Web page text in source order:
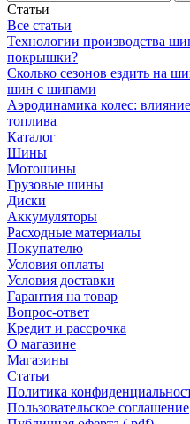
Статьи
Все статьи
Технологии производства
покрышки?
Сколько сезонов ездить на
шин с шипами
Аэродинамика колес:
топлива
Каталог
Шины
Мотошины
Грузовые шины
Диски
Аккумуляторы
Расходные материалы
Покупателю
Условия оплаты
Условия доставки
Гарантия на товар
Вопрос-ответ
Кредит и рассрочка
О магазине
Магазины
Статьи
Политика
Пользовательское соглашение